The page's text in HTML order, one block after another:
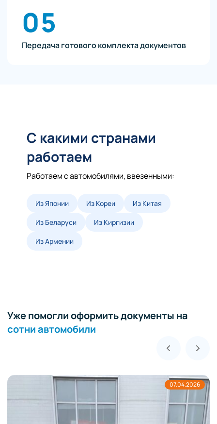
05
Передача готового комплекта документов
С какими странами
работаем
Работаем с автомобилями, ввезенными:
Из Японии Из Кореи Из Китая
Из Беларуси Из Киргизии
Из Армении
Уже помогли оформить документы на
сотни автомобили